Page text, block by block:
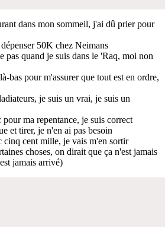
dans mon sommeil, j'ai dû prier pour
50K chez Neimans
quand je suis dans le 'Raq, moi non
bas pour m'assurer que tout est en ordre,
je suis un vrai, je suis un
pour ma repentance, je suis correct
et tirer, je n'en ai pas besoin
cinq cent mille, je vais m'en sortir
choses, on dirait que ça n'est jamais
jamais arrivé)